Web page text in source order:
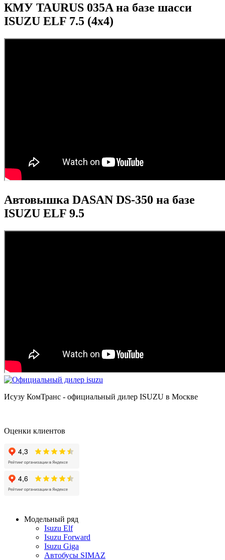
КМУ TAURUS 035A на базе шасси
ISUZU ELF 7.5 (4x4)
Автовышка DASAN DS-350 на базе
ISUZU ELF 9.5
Исузу КомТранс - официальный дилер ISUZU в Москве
Оценки клиентов
Модельный ряд
Isuzu Elf
Isuzu Forward
Isuzu Giga
Автобусы SIMAZ